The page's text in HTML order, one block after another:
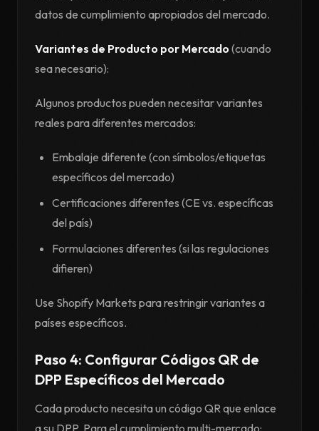
datos de cumplimiento apropiados del mercado.
Variantes de Producto por Mercado (cuando
sea necesario):
Algunos productos pueden necesitar variantes
reales para diferentes mercados:
Embalaje diferente (con símbolos/etiquetas
específicos del mercado)
Certificaciones diferentes (CE vs. específicas
del país)
Formulaciones diferentes (si las regulaciones
difieren)
Use Shopify Markets para restringir variantes a
países específicos.
Paso 4: Configurar Códigos QR de
DPP Específicos del Mercado
Cada producto necesita un código QR que enlace